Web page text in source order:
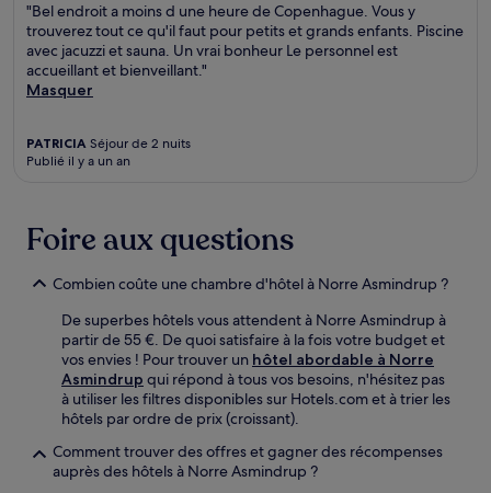
"Bel endroit a moins d une heure de Copenhague. Vous y
trouverez tout ce qu'il faut pour petits et grands enfants. Piscine
avec jacuzzi et sauna. Un vrai bonheur Le personnel est
accueillant et bienveillant."
Masquer
PATRICIA Séjour de 2 nuits
Publié il y a un an
Foire aux questions
Combien coûte une chambre d'hôtel à Norre Asmindrup ?
De superbes hôtels vous attendent à Norre Asmindrup à
partir de 55 €. De quoi satisfaire à la fois votre budget et
vos envies ! Pour trouver un hôtel abordable à Norre
Asmindrup qui répond à tous vos besoins, n'hésitez pas
à utiliser les filtres disponibles sur Hotels.com et à trier les
hôtels par ordre de prix (croissant).
Comment trouver des offres et gagner des récompenses
auprès des hôtels à Norre Asmindrup ?